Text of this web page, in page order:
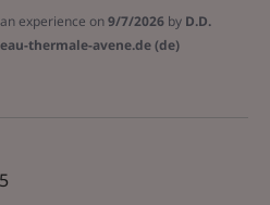
experience on9/7/2026 by D.D.
thermale-avene.de (de)
5